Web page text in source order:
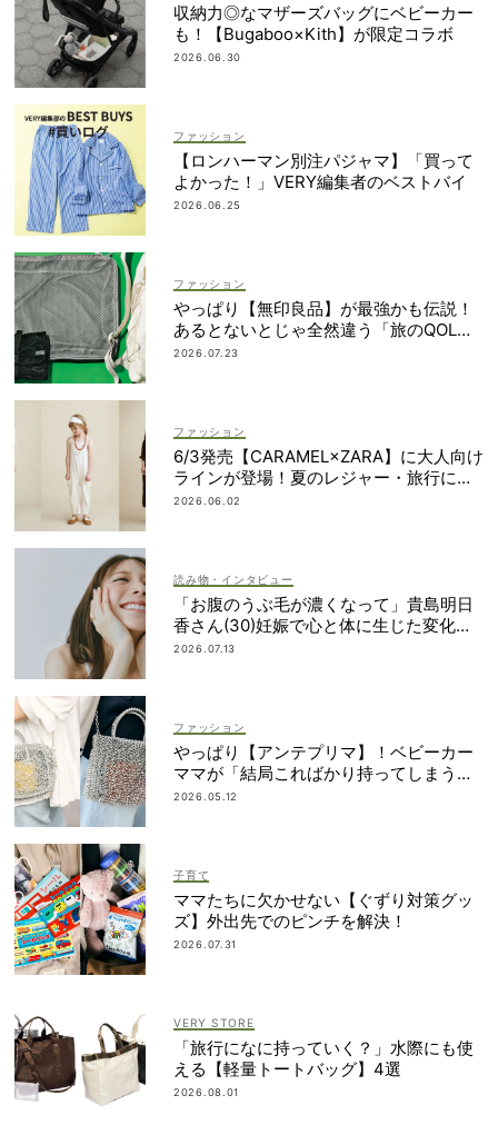
収納力◎なマザーズバッグにベビーカー
も！【Bugaboo×Kith】が限定コラボ
2026.06.30
ファッション
【ロンハーマン別注パジャマ】「買って
よかった！」VERY編集者のベストバイ
2026.06.25
ファッション
やっぱり【無印良品】が最強かも伝説！
あるとないとじゃ全然違う「旅のQOL爆
上げアイテム」
2026.07.23
ファッション
6/3発売【CARAMEL×ZARA】に大人向け
ラインが登場！夏のレジャー・旅行にも
おすすめ
2026.06.02
読み物・インタビュー
「お腹のうぶ毛が濃くなって」貴島明日
香さん(30)妊娠で心と体に生じた変化も
「愛しいです」
2026.07.13
ファッション
やっぱり【アンテプリマ】！ベビーカー
ママが「結局こればかり持ってしまう」
納得の理由
2026.05.12
子育て
ママたちに欠かせない【ぐずり対策グッ
ズ】外出先でのピンチを解決！
2026.07.31
VERY STORE
「旅行になに持っていく？」水際にも使
える【軽量トートバッグ】4選
2026.08.01